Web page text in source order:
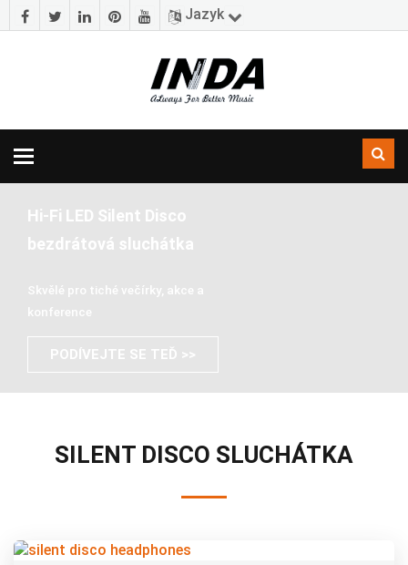
Jazyk
Přepínačka
Hi-Fi LED Silent Disco
bezdrátová sluchátka
Skvělé pro tiché večírky, akce a
konference
PODÍVEJTE SE TEĎ >>
SILENT DISCO SLUCHÁTKA